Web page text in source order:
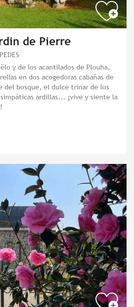
de Pierre
y de los acantilados de Plouha,
en dos acogedoras cabañas de
del bosque, el dulce trinar de los
ardillas... ¡vive y siente la